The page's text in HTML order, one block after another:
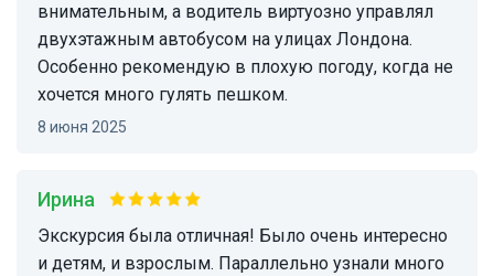
внимательным, а водитель виртуозно управлял
двухэтажным автобусом на улицах Лондона.
Особенно рекомендую в плохую погоду, когда не
хочется много гулять пешком.
8 июня 2025
Ирина
Экскурсия была отличная! Было очень интересно
и детям, и взрослым. Параллельно узнали много